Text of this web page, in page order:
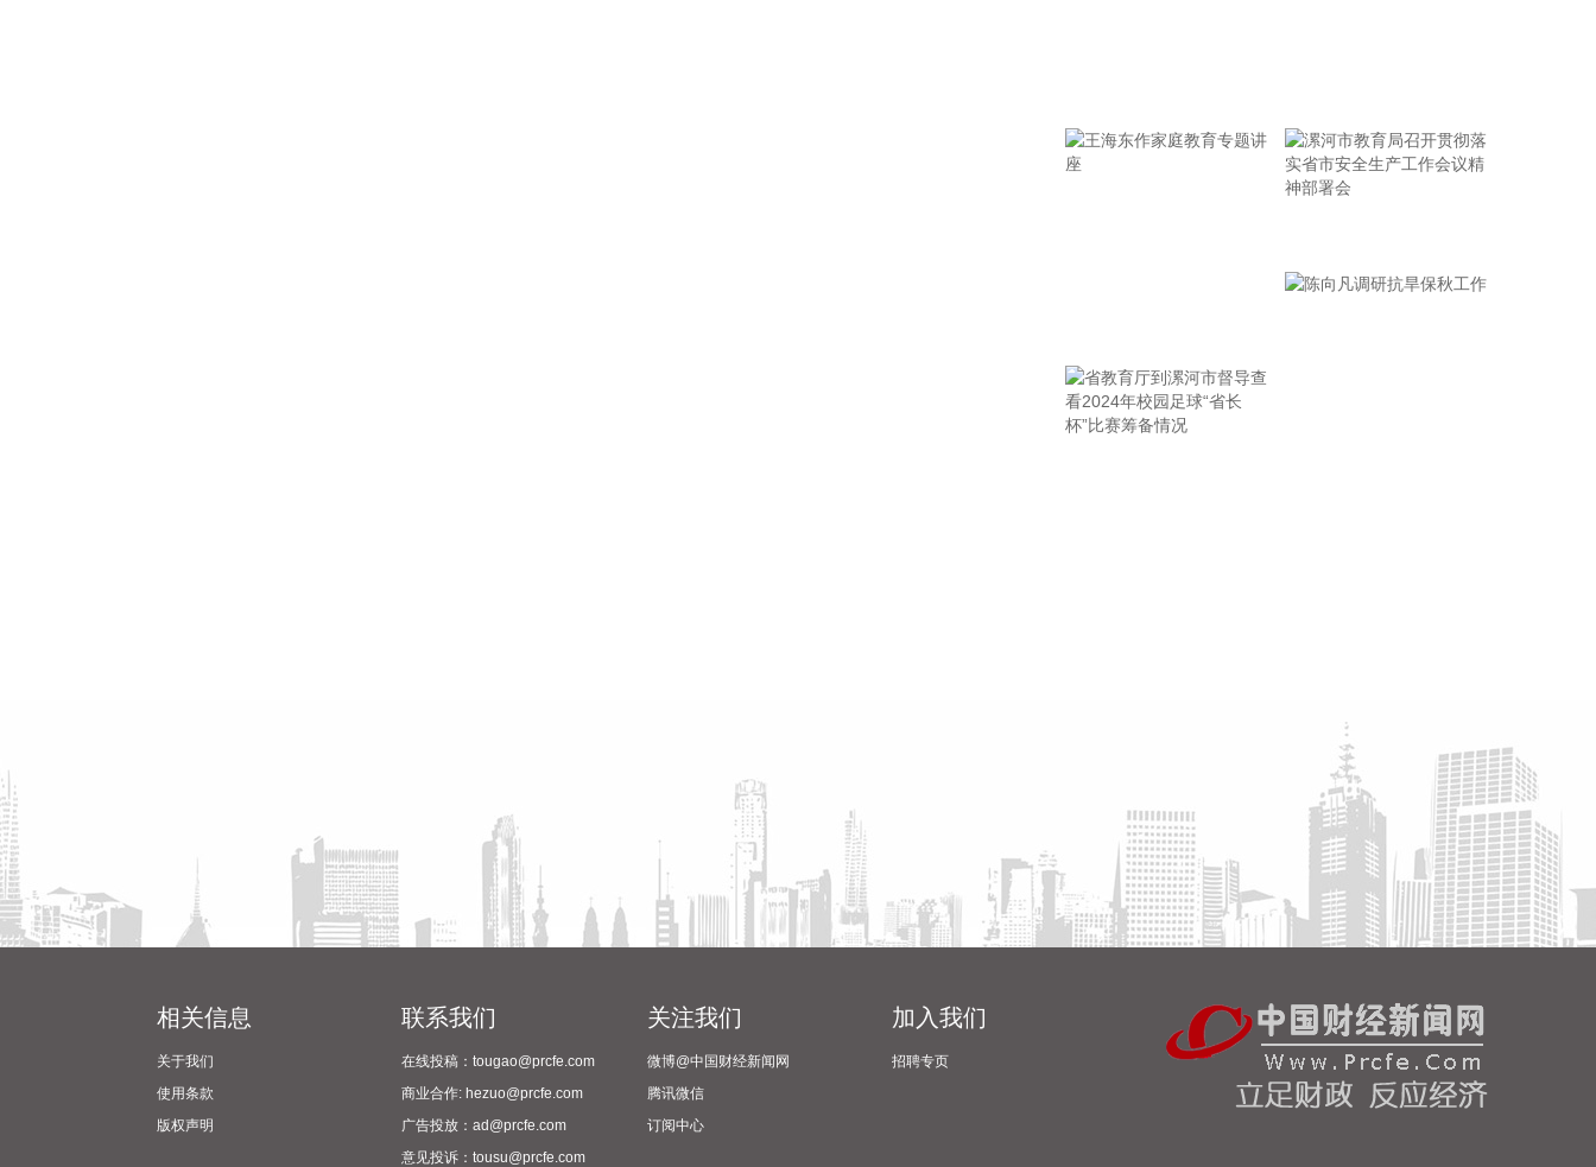
面上，CRO概念走强，百花医药4连板；PCB概念掀
涨停潮，景旺电子、红板科技等多股涨停；稀土永磁
概念活跃，中国稀土等涨停。另外，CPO概念、小金
前。全市场约3000只个股下跌，半日成交额超1.6万
国家能源局印发《电力安全生产“十五五”行动计
划》，到2030年，电力安全治理体系和治理能力现代
史新高。得益于集团造船核心业务的强劲增长，报告
期内实现营业收入175亿元，同比增长36.2%，其中
核心造船业务占总营收比重约94%；毛利润达63亿
元，同比增长42.8%；实现净利润54亿元，同比增长
28.4%。
2026-08-07 11:05:27
企查查APP显示，近日，杭州天铁智算科技有限公司
成电路芯片设计及服务；集成电路销售等。企查查股
权穿透显示，该公司由天铁科技(300587)等共同持
座
实省市安全生产工作会议
相关信息
关于我们
使用条款
版权声明
联系我们
在线投稿：tougao@prcfe.com
商业合作: hezuo@prcfe.com
广告投放：ad@prcfe.com
意见投诉：tousu@prcfe.com
关注我们
微博@中国财经新闻网
腾讯微信
订阅中心
加入我们
招聘专页